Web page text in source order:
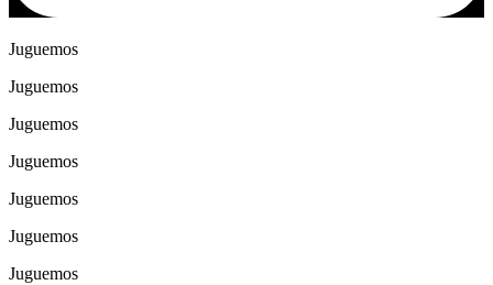
Juguemos
Juguemos
Juguemos
Juguemos
Juguemos
Juguemos
Juguemos